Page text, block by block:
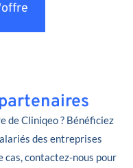
de Cliniqeo ? Bénéficiez
des entreprises
cas, contactez-nous pour